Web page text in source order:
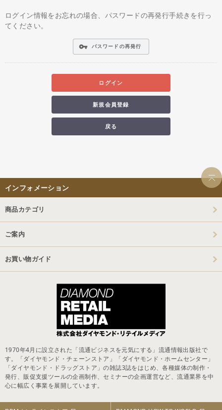
ログイン情報をお忘れの場合、パスワードの再発行手続きを行っ
てください。
vpn_key パスワードの再発行
ログイン
新規会員登録
戻る
インフォメーション
商品カテゴリ
ご案内
お買い物ガイド
1970年4月に設立された「流通ビジネスを元気にする」流通情報出版社で
す。「ダイヤモンド・チェーンストア」「ダイヤモンド・ホームセンター」
「ダイヤモンド・ドラッグストア」の雑誌3誌をはじめ、各種媒体の制作・
発行、販促支援ツールの企画制作、セミナーの企画運営など、流通業界を中
心に幅広く事業を展開しています。